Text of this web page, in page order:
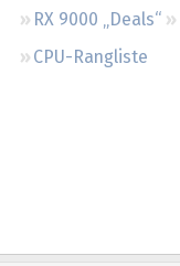
RX 9000 „Deals“
CPU-Rangliste